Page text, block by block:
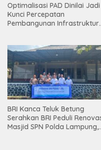
Optimalisasi PAD Dinilai Jadi
Kunci Percepatan
Pembangunan Infrastruktur
BRI Kanca Teluk Betung
Serahkan BRI Peduli
Masjid SPN Polda Lampung,